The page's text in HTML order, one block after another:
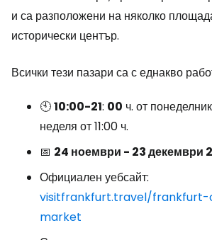
и са разположени на няколко
исторически център.
Всички тези пазари са с еднакво
🕙10:00-21: 00 ч. от
неделя от 11:00 ч.
📅 24 ноември - 23 декември
Официален уебсайт:
visitfrankfurt.travel/frankfurt-
market